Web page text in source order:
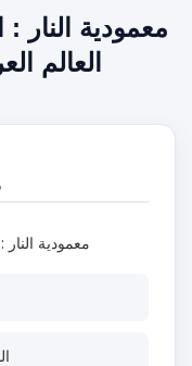
معمودية النار
العالم
معمودية النار